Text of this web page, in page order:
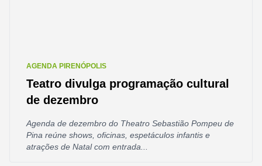
AGENDA PIRENÓPOLIS
Teatro divulga programação cultural
de dezembro
Agenda de dezembro do Theatro Sebastião Pompeu de
Pina reúne shows, oficinas, espetáculos infantis e
atrações de Natal com entrada...